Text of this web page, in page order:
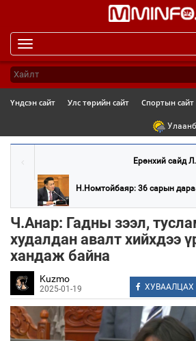
navigation
Үндсэн сайт Улс төрийн сайт Спортын сайт
Ерөнхий сайд
Н.Номтойбаяр: 36 сарын
Ч.Анар: Гадны зээл,
худалдан авалт хийхдээ
хандаж байна
Kuzmo
2025-01-19 ХУВААЛЦАХ